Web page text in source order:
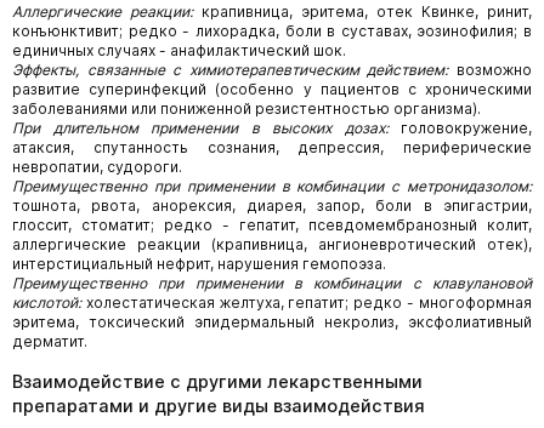
Аллергические реакции:крапивница, эритема, отек Квинке, ринит,
конъюнктивит; редко - лихорадка, боли в суставах, эозинофилия; в
единичных случаях - анафилактический шок.
Эффекты, связанные с химиотерапевтическим действием:возможно
развитие суперинфекций (особенно у пациентов с хроническими
заболеваниями или пониженной резистентностью организма).
При длительном применении в высоких дозах:головокружение,
атаксия, спутанность сознания, депрессия, периферические
невропатии, судороги.
Преимущественно при применении в комбинации с метронидазолом:
тошнота, рвота, анорексия, диарея, запор, боли в эпигастрии,
глоссит, стоматит; редко - гепатит, псевдомембранозный колит,
аллергические реакции (крапивница, ангионевротический отек),
интерстициальный нефрит, нарушения гемопоэза.
Преимущественно при применении в комбинации с клавулановой
кислотой:холестатическая желтуха, гепатит; редко - многоформная
эритема, токсический эпидермальный некролиз, эксфолиативный
дерматит.
Взаимодействие с другими лекарственными
препаратами и другие виды взаимодействия